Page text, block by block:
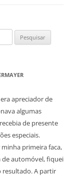
apreciador de
algumas
de presente
especiais.
primeira faca,
automóvel, fiquei
resultado. A partir